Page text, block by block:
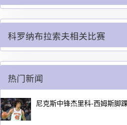
科罗纳布拉索夫相关比赛
热门新闻
尼克斯中锋杰里科-西姆斯脚